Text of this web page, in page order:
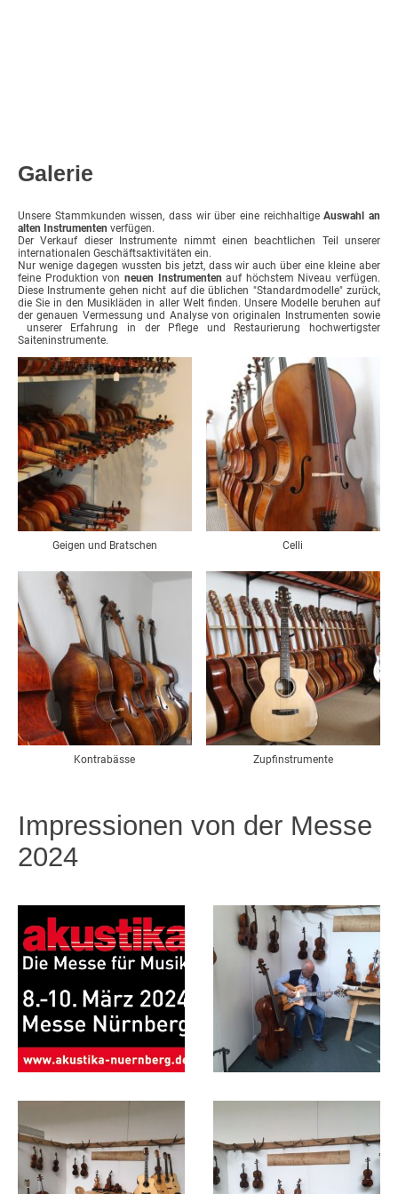
Galerie
Unsere Stammkunden wissen, dass wir über eine reichhaltigeAuswahl an
alten Instrumenten verfügen.
Der Verkauf dieser Instrumente nimmt einen beachtlichen Teil unserer
internationalen Geschäftsaktivitäten ein.
Nur wenige dagegen wussten bis jetzt, dass wir auch über eine kleine aber
feine Produktion von neuen Instrumenten auf höchstem Niveau verfügen.
Diese Instrumente gehen nicht auf die üblichen "Standardmodelle" zurück,
die Sie in den Musikläden in aller Welt finden. Unsere Modelle beruhen auf
der genauen Vermessung und Analyse von originalen Instrumenten sowie
unserer Erfahrung in der Pflege und Restaurierung hochwertigster
Saiteninstrumente.
Geigen und Bratschen Celli
Kontrabässe Zupfinstrumente
Impressionen von der Messe
2024